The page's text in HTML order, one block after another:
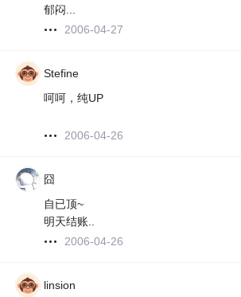
郁闷...
2006-04-27
Stefine
呵呵，纯UP
2006-04-26
囧
自已顶~
明天结账..
2006-04-26
linsion